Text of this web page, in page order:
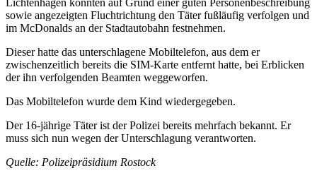
sowie angezeigten Fluchtrichtung den Täter fußläufig verfolgen und
im McDonalds an der Stadtautobahn festnehmen.
Dieser hatte das unterschlagene Mobiltelefon, aus dem er
zwischenzeitlich bereits die SIM-Karte entfernt hatte, bei Erblicken
der ihn verfolgenden Beamten weggeworfen.
Das Mobiltelefon wurde dem Kind wiedergegeben.
Der 16-jährige Täter ist der Polizei bereits mehrfach bekannt. Er
muss sich nun wegen der Unterschlagung verantworten.
Quelle: Polizeipräsidium Rostock